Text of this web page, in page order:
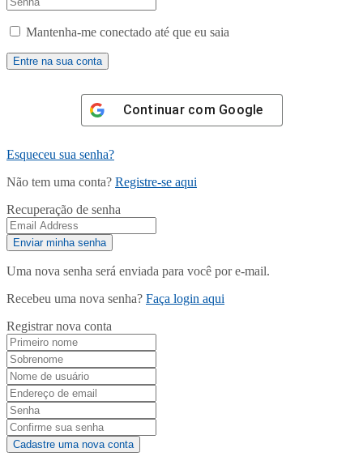
Mantenha-me conectado até que eu saia
Continuar com Google
Esqueceu sua senha?
Não tem uma conta? Registre-se aqui
Recuperação de senha
Uma nova senha será enviada para você por e-mail.
Recebeu uma nova senha? Faça login aqui
Registrar nova conta